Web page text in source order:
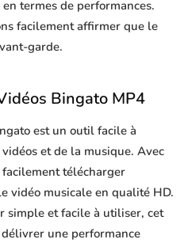
termes de performances.
facilement affirmer que le
garde.
Bingato MP4
est un outil facile à
et de la musique. Avec
télécharger
vidéo musicale en qualité HD.
simple et facile à utiliser, cet
une performance